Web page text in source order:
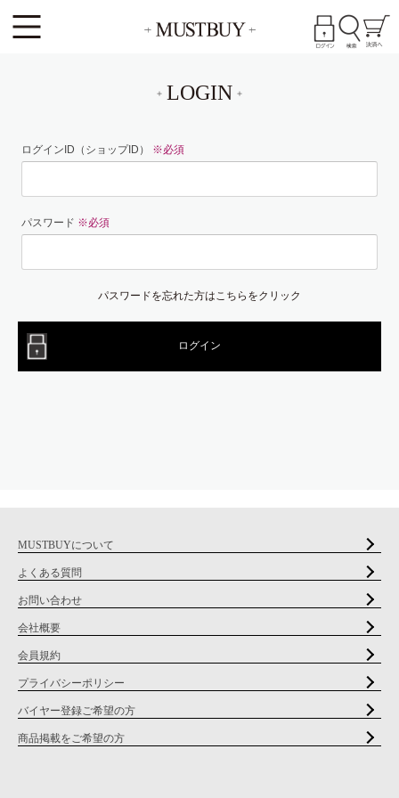
LOGIN
ログインID（ショップID） ※必須
パスワード ※必須
パスワードを忘れた方はこちらをクリック
MUSTBUYについて
よくある質問
お問い合わせ
会社概要
会員規約
プライバシーポリシー
バイヤー登録ご希望の方
商品掲載をご希望の方